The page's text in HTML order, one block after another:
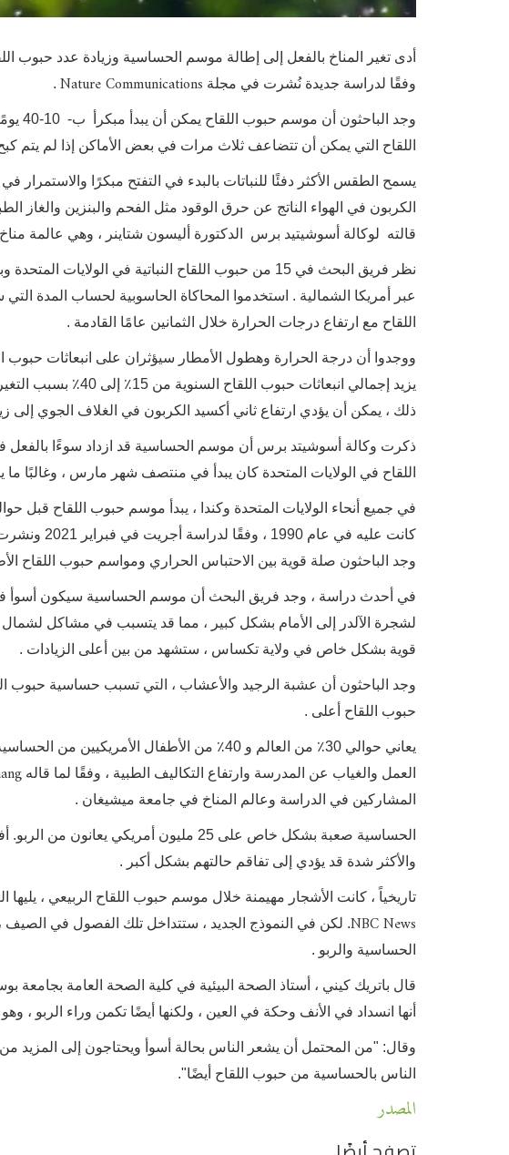
أدى تغير المناخ بالفعل إلى إطالة موسم الحساسية وزيادة عدد حبوب
وفقًا لدراسة جديدة نُشرت في مجلة Nature Communications
.
اللقاح التي يمكن أن تتضاعف ثلاث مرات في بعض الأماكن إذا لم يتم كبح
يسمح الطقس الأكثر دفئًا للنباتات بالبدء في التفتح مبكرًا
الكربون في الهواء الناتج عن حرق الوقود مثل الفحم والبنزين والغاز
قالته لوكالة أسوشيتيد برس الدكتورة أليسون شتاينر ، وهي عالمة
عبر أمريكا الشمالية . استخدموا المحاكاة الحاسوبية لحساب المدة
اللقاح مع ارتفاع درجات الحرارة خلال الثمانين عامًا القادمة .
ووجدوا أن درجة الحرارة وهطول الأمطار سيؤثران على انبعاثات حبوب
يزيد إجمالي انبعاثات
ذلك ، يمكن أن يؤدي ارتفاع ثاني أكسيد الكربون في الغلاف الجوي إلى زيادة إنتاج حبوب
ذكرت وكالة أسوشيتد برس أن موسم الحساسية قد ازداد سوءًا بالفعل
اللقاح في الولايات المتحدة كان يبدأ في منتصف شهر مارس ، وغالبًا
كانت عليه في عام 1990 ، وفقًا لدراسة أجريت في فبراير 2021 ونشرت في
وجد الباحثون صلة قوية بين الاحتباس الحراري ومواسم حبوب اللقاح
في أحدث دراسة ، وجد فريق البحث أن موسم الحساسية سيكون أسوأ
لشجرة الآلدر إلى الأمام بشكل كبير ، مما قد يتسبب في مشاكل
قوية بشكل خاص في ولاية تكساس ، ستشهد من بين أعلى الزيادات .
وجد الباحثون أن عشبة الرجيد والأعشاب ، التي تسبب حساسية حبوب
حبوب اللقاح أعلى .
يعاني حوالي 30٪ من العالم و 40٪ من الأطفال
العمل والغياب عن المدرسة وارتفاع التكاليف الطبية ، وفقًا لما قاله
المشاركين في الدراسة وعالم المناخ في جامعة ميشيغان .
الحساسية صعبة بشكل خاص على 25 مليون
والأكثر شدة قد يؤدي إلى تفاقم حالتهم بشكل أكبر .
تاريخياً ، كانت الأشجار مهيمنة خلال موسم حبوب اللقاح الربيعي ،
NBC News. لكن في النموذج الجديد ، ستتداخل تلك الفصول في
الحساسية والربو .
قال باتريك كيني ، أستاذ الصحة البيئية في كلية الصحة العامة
أنها انسداد في الأنف وحكة في العين ، ولكنها أيضًا تكمن وراء الربو ،
وقال: "من المحتمل أن يشعر الناس بحالة أسوأ ويحتاجون إلى المزيد
الناس بالحساسية من حبوب اللقاح أيضًا".
المصدر